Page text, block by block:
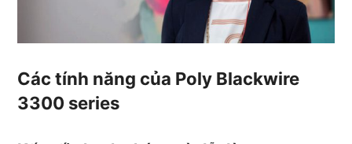
Các tính năng của Poly Blackwire
3300 series